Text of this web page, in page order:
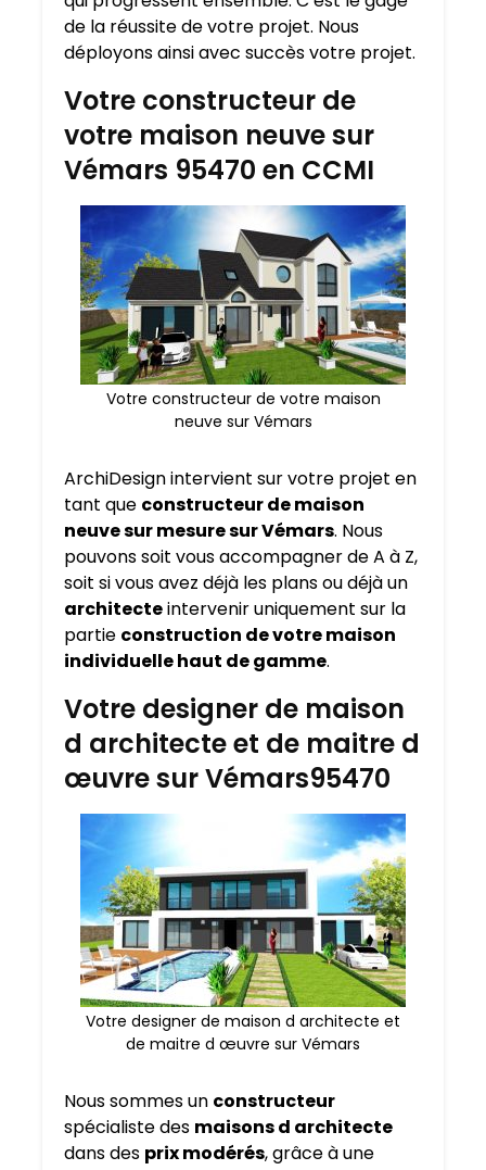
de la réussite de votre projet. Nous
déployons ainsi avec succès votre projet.
Votre constructeur de
votre maison neuve sur
Vémars 95470 en CCMI
Votre constructeur de votre maison
neuve sur Vémars
ArchiDesign intervient sur votre projet en
tant que constructeur de maison
neuve sur mesure surVémars. Nous
pouvons soit vous accompagner de A à Z,
soit si vous avez déjà les plans ou déjà un
architecteintervenir uniquement sur la
partie construction de votre maison
individuelle haut de gamme.
Votre designer de maison
d architecte et de maitre d
œuvre sur Vémars95470
Votre designer de maison d architecte et
de maitre d œuvre sur Vémars
Nous sommes un constructeur
spécialiste des maisons d architecte
dans des prix modérés, grâce à une